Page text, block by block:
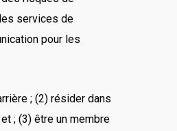
services de
pour les
; (2) résider dans
; (3) être un membre